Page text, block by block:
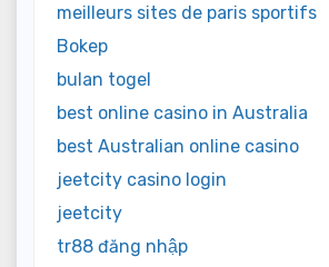
meilleurs sites de paris sportifs
Bokep
bulan togel
best online casino in Australia
best Australian online casino
jeetcity casino login
jeetcity
tr88 đăng nhập